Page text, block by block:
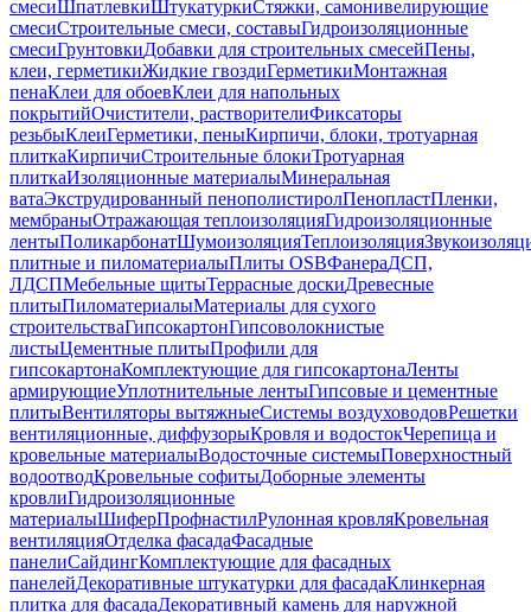
смесиШпатлевкиШтукатуркиСтяжки, самонивелирующие
смесиСтроительные смеси, составыГидроизоляционные
смесиГрунтовкиДобавки для строительных смесейПены,
клеи, герметикиЖидкие гвоздиГерметикиМонтажная
пенаКлеи для обоевКлеи для напольных
покрытийОчистители, растворителиФиксаторы
резьбыКлеиГерметики, пеныКирпичи, блоки, тротуарная
плиткаКирпичиСтроительные блокиТротуарная
плиткаИзоляционные материалыМинеральная
ватаЭкструдированный пенополистиролПенопластПленки,
мембраныОтражающая теплоизоляцияГидроизоляционные
лентыПоликарбонатШумоизоляцияТеплоизоляция
плитные и пиломатериалыПлиты OSBФанераДСП,
ЛДСПМебельные щитыТеррасные доскиДревесные
плитыПиломатериалыМатериалы для сухого
строительстваГипсокартонГипсоволокнистые
листыЦементные плитыПрофили для
гипсокартонаКомплектующие для гипсокартонаЛенты
армирующиеУплотнительные лентыГипсовые и цементные
плитыВентиляторы вытяжныеСистемы воздуховодовРешетки
вентиляционные, диффузорыКровля и водостокЧерепица и
кровельные материалыВодосточные системыПоверхностный
водоотводКровельные софитыДоборные элементы
кровлиГидроизоляционные
материалыШиферПрофнастилРулонная кровляКровельная
вентиляцияОтделка фасадаФасадные
панелиСайдингКомплектующие для фасадных
панелейДекоративные штукатурки для фасадаКлинкерная
плитка для фасадаДекоративный камень для наружной